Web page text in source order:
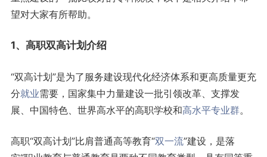
望对大家有所帮助。
1、高职双高计划介绍
“双高计划”是为了服务建设现代化经济体系和更高质量更充
分就业需要，国家集中力量建设一批引领改革、支撑发
展、中国特色、世界高水平的高职学校和高水平专业群。
高职“双高计划”比肩普通高等教育“双一流”建设，是落